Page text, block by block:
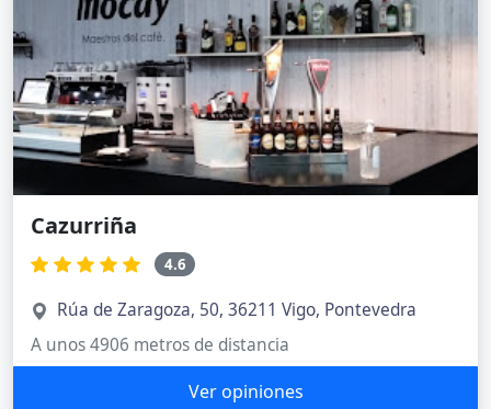
Cazurriña
4.6
Rúa de Zaragoza, 50, 36211 Vigo, Pontevedra
A unos 4906 metros de distancia
Ver opiniones